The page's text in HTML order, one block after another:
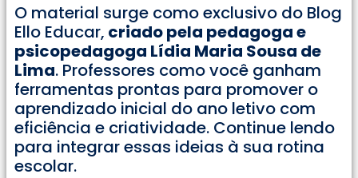
O material surge como exclusivo do Blog
Ello Educar, criado pela pedagoga e
psicopedagoga Lídia Maria Sousa de
Lima. Professores como você ganham
ferramentas prontas para promover o
aprendizado inicial do ano letivo com
eficiência e criatividade. Continue lendo
para integrar essas ideias à sua rotina
escolar.